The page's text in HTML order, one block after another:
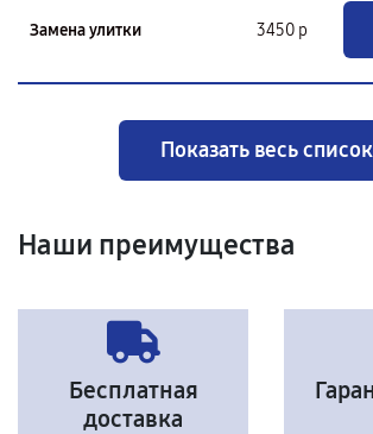
Замена улитки 3450 р
Показать весь список
Наши преимущества
Бесплатная
доставка